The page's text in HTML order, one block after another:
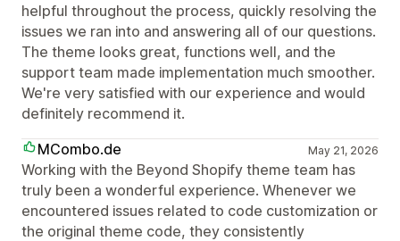
helpful throughout the process, quickly resolving the
issues we ran into and answering all of our questions.
The theme looks great, functions well, and the
support team made implementation much smoother.
We're very satisfied with our experience and would
definitely recommend it.
MCombo.de
May 21, 2026
Working with the Beyond Shopify theme team has
truly been a wonderful experience. Whenever we
encountered issues related to code customization or
the original theme code, they consistently